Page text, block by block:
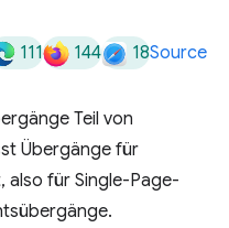
111 144 18Source
Teil von
Übergänge für
also für Single-Page-